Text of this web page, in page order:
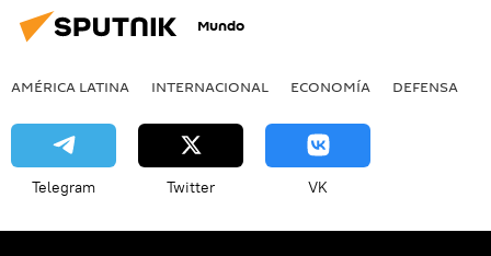
Mundo
AMÉRICA LATINA INTERNACIONAL ECONOMÍA DEFENSA
Telegram Twitter VK